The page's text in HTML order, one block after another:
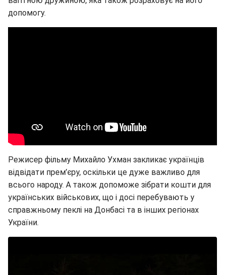
допомогу.
Режисер фільму Михайло Ухман закликає українців
відвідати прем’єру, оскільки це дуже важливо для
всього народу. А також допоможе зібрати кошти для
українських військових, що і досі перебувають у
справжньому пеклі на Донбасі та в інших регіонах
України.